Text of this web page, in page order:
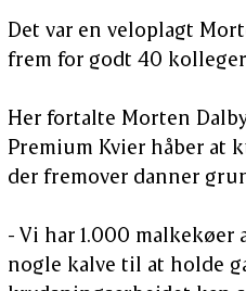
Det var en veloplagt
frem for godt 40
Her fortalte Morten
Premium Kvier håber at
der fremover danner
- Vi har 1.000 malkekøer
nogle kalve til at holde